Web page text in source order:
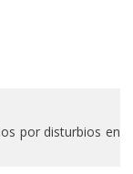
por disturbios en